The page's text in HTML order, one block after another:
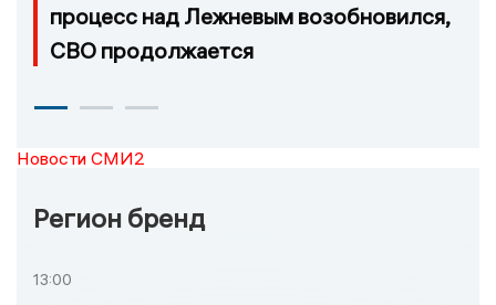
процесс над Лежневым возобновился,
СВО продолжается
Новости СМИ2
Регион бренд
13:00